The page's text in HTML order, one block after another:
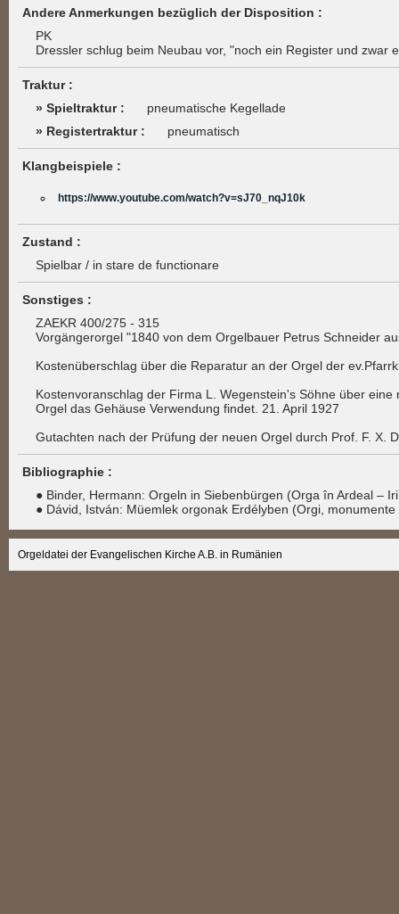
Andere Anmerkungen bezüglich der Disposition :
PK
Dressler schlug beim Neubau vor, "noch ein Register und
Traktur :
» Spieltraktur :
pneumatische Kegellade
» Registertraktur :
pneumatisch
Klangbeispiele :
https://www.youtube.com/watch?v=sJ70_nqJ10k
Zustand :
Spielbar / in stare de functionare
Sonstiges :
ZAEKR 400/275 - 315
Vorgängerorgel "1840 von dem Orgelbauer Petrus Schneider
Kostenüberschlag über die Reparatur an der Orgel der
Kostenvoranschlag der Firma L. Wegenstein's Söhne über
Orgel das Gehäuse Verwendung findet. 21. April 1927
Gutachten nach der Prüfung der neuen Orgel durch Prof. F. X.
Bibliographie :
● Binder, Hermann: Orgeln in Siebenbürgen (Orga în Ardeal –
● Dávid, István: Müemlek orgonak Erdélyben (Orgi,
Orgeldatei der Evangelischen Kirche A.B. in Rumänien